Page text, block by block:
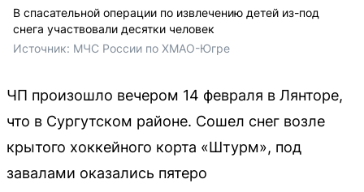
В спасательной операции по извлечению детей из-под
снега участвовали десятки человек
Источник: МЧС России по ХМАО-Югре
ЧП произошло вечером 14 февраля в Лянторе,
что в Сургутском районе. Сошел снег возле
крытого хоккейного корта «Штурм», под
завалами оказались пятеро